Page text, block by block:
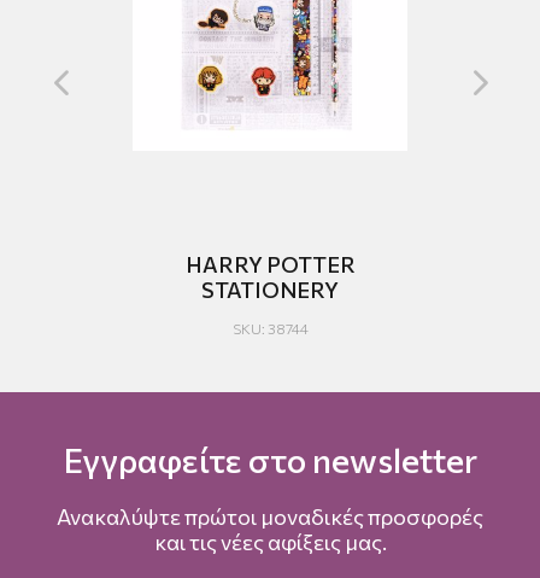
HARRY POTTER
STATIONERY
SKU: 38744
Εγγραφείτε στο newsletter
Ανακαλύψτε πρώτοι μοναδικές προσφορές
και τις νέες αφίξεις μας.